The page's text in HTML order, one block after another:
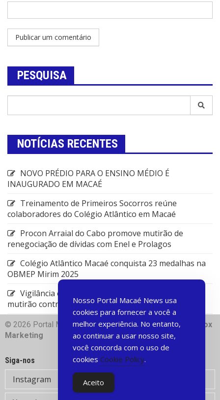
PESQUISA
NOTÍCIAS RECENTES
NOVO PRÉDIO PARA O ENSINO MÉDIO É
INAUGURADO EM MACAÉ
Treinamento de Primeiros Socorros reúne
colaboradores do Colégio Atlântico em Macaé
Procon Arraial do Cabo promove mutirão de
renegociação de dívidas com Enel e Prolagos
Colégio Atlântico Macaé conquista 23 medalhas na
OBMEP Mirim 2025
Vigilância em Saúde de Rio das Ostras promove
mutirão contra arboviroses
© 2026 Portal Macae News | Desenvolvido com♥
Dart Box
Marketing
Siga-nos
Instagram
Nosso Portal Macaé News usa
cookies para fornecer a você a
melhor experiência. No entanto,
ao continuar a usar nosso site,
você concorda com o uso de
cookies Cookie Policy.
Aceito